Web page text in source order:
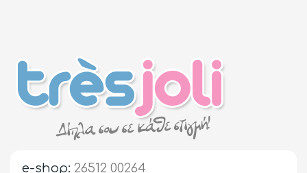
e-shop: 26512 00264